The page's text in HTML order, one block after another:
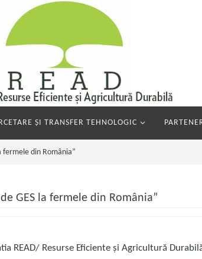
ȘI TRANSFER TEHNOLOGIC
fermele din România”
GES la fermele din România”
READ/ Resurse Eficiente și Agricultură